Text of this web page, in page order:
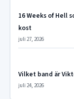
16 Weeks of Hell
kost
juli 27, 2026
Vilket band är
juli 24, 2026